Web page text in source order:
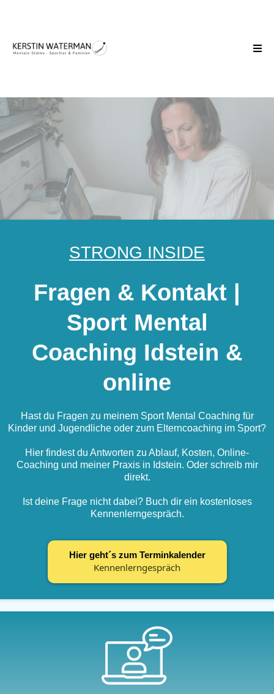
STRONG INSIDE
Fragen & Kontakt
Sport Mental
Coaching Idstein &
online
Hast du Fragen zu meinem Sport Mental Coaching für
Kinder und Jugendliche oder zum Elterncoaching im Sport?
Hier findest du Antworten zu Ablauf, Kosten, Online-
Coaching und meiner Praxis in Idstein. Oder schreib mir
direkt.
Ist deine Frage nicht dabei? Buch dir ein kostenloses
Kennenlerngespräch.
Hier geht´s zum Terminkalender
Kennenlerngespräch